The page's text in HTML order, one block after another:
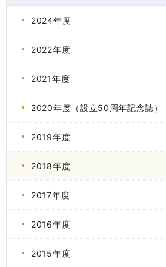
2024年度
2022年度
2021年度
2020年度（設立50周年記念誌）
2019年度
2018年度
2017年度
2016年度
2015年度